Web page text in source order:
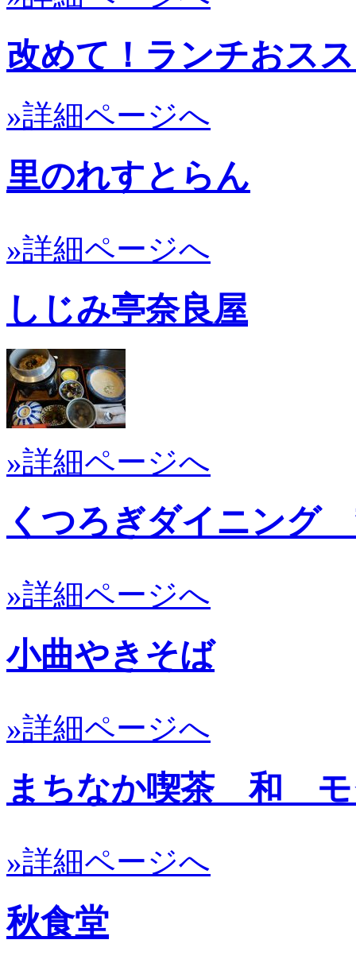
改めて！ランチおス
»詳細ページへ
里のれすとらん
»詳細ページへ
しじみ亭奈良屋
»詳細ページへ
くつろぎダイニング
»詳細ページへ
小曲やきそば
»詳細ページへ
まちなか喫茶 和 モ
»詳細ページへ
秋食堂